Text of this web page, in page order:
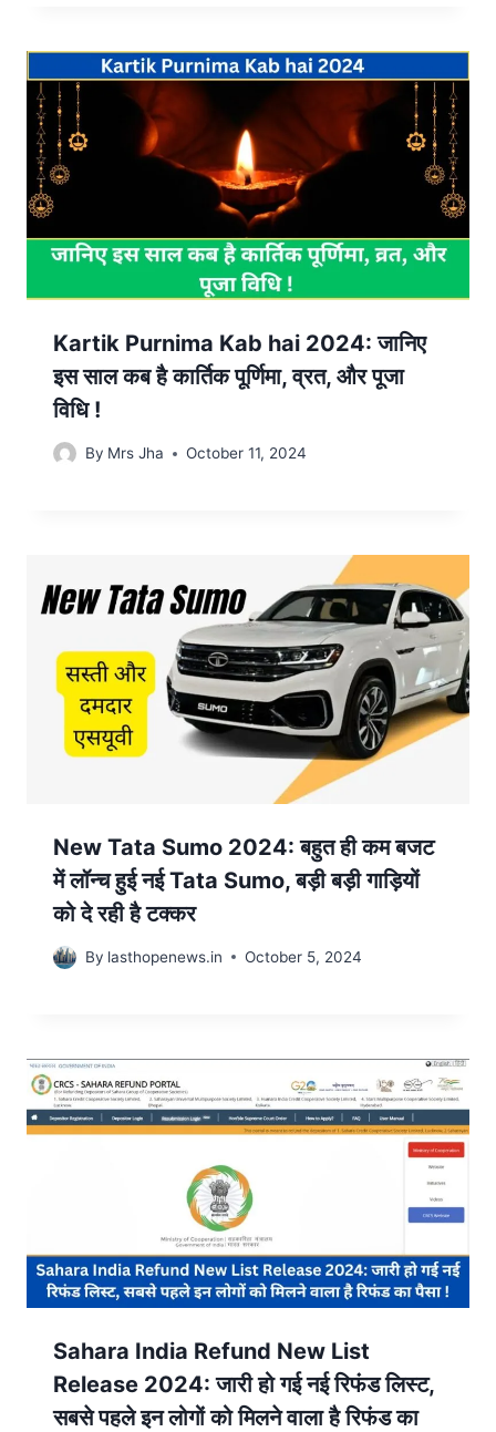
Kartik Purnima Kab hai 2024: जानिए
इस साल कब है कार्तिक पूर्णिमा, व्रत, और पूजा
विधि !
By Mrs Jha October 11, 2024
New Tata Sumo 2024: बहुत ही कम बजट
में लॉन्च हुई नई Tata Sumo, बड़ी बड़ी गाड़ियों
को दे रही है टक्कर
By lasthopenews.in October 5, 2024
Sahara India Refund New List
Release 2024: जारी हो गई नई रिफंड लिस्ट,
सबसे पहले इन लोगों को मिलने वाला है रिफंड का